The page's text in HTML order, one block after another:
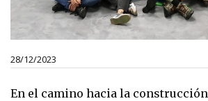
28/12/2023
En el camino hacia la